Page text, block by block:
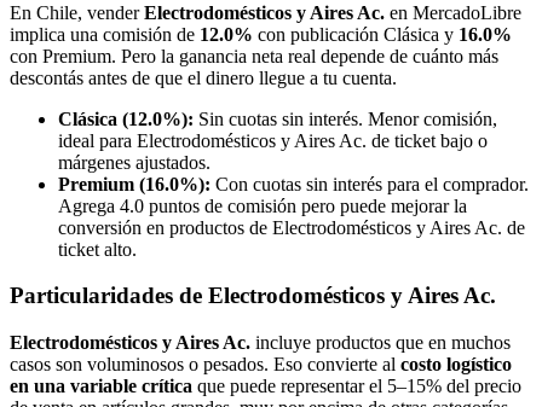
En Chile, venderElectrodomésticos y Aires Ac. en MercadoLibre
implica una comisión de 12.0% con publicación Clásica y 16.0%
con Premium. Pero la ganancia neta real depende de cuánto más
descontás antes de que el dinero llegue a tu cuenta.
Clásica (12.0%): Sin cuotas sin interés. Menor comisión,
ideal para Electrodomésticos y Aires Ac. de ticket bajo o
márgenes ajustados.
Premium (16.0%): Con cuotas sin interés para el comprador.
Agrega 4.0 puntos de comisión pero puede mejorar la
conversión en productos de Electrodomésticos y Aires Ac. de
ticket alto.
Particularidades de Electrodomésticos y Aires Ac.
Electrodomésticos y Aires Ac. incluye productos que en muchos
casos son voluminosos o pesados. Eso convierte al costo logístico
en una variable crítica que puede representar el 5–15% del precio